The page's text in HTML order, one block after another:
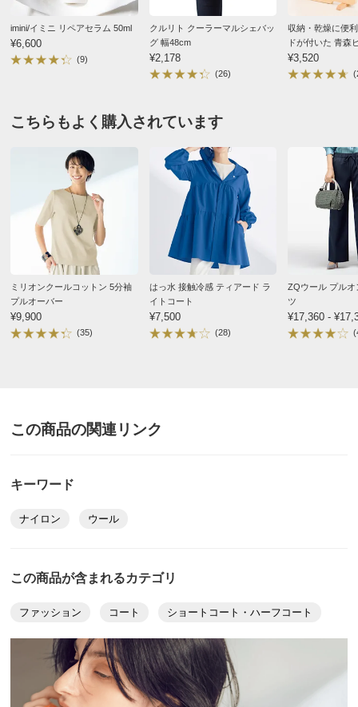
■両脇裾スリット有り
■原産国：中国製
サイズ（cm）
バスト 172
72～87
着丈 78
袖丈 30.6
袖付回り 54.6
袖口幅
ゆき丈
裾回り 179 185
重量（約ｇ） 830 840
さい。（家庭洗濯はできません）
ズ小さめがいいですよ。
2025/03/18
フォレストグリーン Ｓ－Ｍ
購入したサイズで「ちょうどよかった」
思っていたよりも生地が薄かったのと、少し重かった。
色がきれいで形がかわいいけど幼く見えなくてとても気
に入ってます。
いつもLサイズを着ていますが、SーMサイズにしてよ
かったです。
2025/03/03
imini/イミニ リペアセラム 50ml
¥6,600
(9)
クルリト クーラーマルシェバッ
グ 幅48cm
¥2,178
(26)
収納・乾燥に便
ドが付いた 青森
¥3,520
こちらもよく購入されています
ミリオンクールコットン 5分袖
プルオーバー
¥9,900
(35)
はっ水 接触冷感 ティアード ラ
イトコート
¥7,500
(28)
ZQウール プルオ
ツ
¥17,360 -
この商品の関連リンク
キーワード
ナイロン ウール
この商品が含まれるカテゴリ
ファッション コート ショートコート・ハーフコート